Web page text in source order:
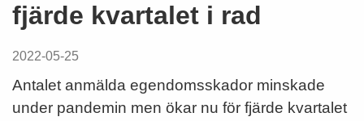
fjärde kvartalet i rad
2022-05-25
Antalet anmälda egendomsskador minskade
under pandemin men ökar nu för fjärde kvartalet